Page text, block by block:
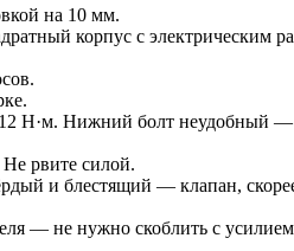
на 10 мм.
корпус с электрическим
Н·м. Нижний болт неудобный —
рвите силой.
и блестящий — клапан,
— не нужно скоблить с